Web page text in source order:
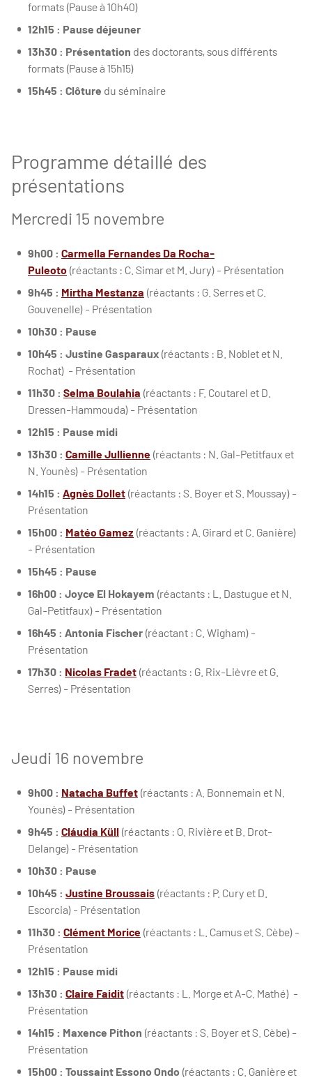
formats (Pause à 10h40)
12h15 : Pause déjeuner
13h30 : Présentation des doctorants, sous différents
formats (Pause à 15h15)
15h45 : Clôture du séminaire
Programme détaillé des
présentations
Mercredi 15 novembre
9h00 : Carmella Fernandes Da Rocha-
Puleoto (réactants : C. Simar et M. Jury) - Présentation
9h45 : Mirtha Mestanza (réactants : G. Serres et C.
Gouvenelle) - Présentation
10h30 : Pause
10h45 : Justine Gasparaux (réactants : B. Noblet et N.
Rochat) - Présentation
11h30 : Selma Boulahia (réactants : F. Coutarel et D.
Dressen-Hammouda) - Présentation
12h15 : Pause midi
13h30 : Camille Jullienne (réactants : N. Gal-Petitfaux et
N. Younès) - Présentation
14h15 : Agnès Dollet (réactants : S. Boyer et S. Moussay) -
Présentation
15h00 : Matéo Gamez (réactants : A. Girard et C. Ganière)
- Présentation
15h45 : Pause
16h00 : Joyce El Hokayem (réactants : L. Dastugue et N.
Gal-Petitfaux) - Présentation
16h45 : Antonia Fischer (réactant : C. Wigham) -
Présentation
17h30 : Nicolas Fradet (réactants : G. Rix-Lièvre et G.
Serres) - Présentation
Jeudi 16 novembre
9h00 : Natacha Buffet (réactants : A. Bonnemain et N.
Younès) - Présentation
9h45 : Cláudia Küll (réactants : O. Rivière et B. Drot-
Delange) - Présentation
10h30 : Pause
10h45 : Justine Broussais (réactants : P. Cury et D.
Escorcia) - Présentation
11h30 : Clément Morice (réactants : L. Camus et S. Cèbe) -
Présentation
12h15 : Pause midi
13h30 : Claire Faidit (réactants : L. Morge et A-C. Mathé) -
Présentation
14h15 : Maxence Pithon (réactants : S. Boyer et S. Cèbe) -
Présentation
15h00 : Toussaint Essono Ondo (réactants : C. Ganière et